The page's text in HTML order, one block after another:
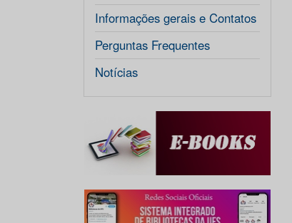
Informações gerais e Contatos
Perguntas Frequentes
Notícias